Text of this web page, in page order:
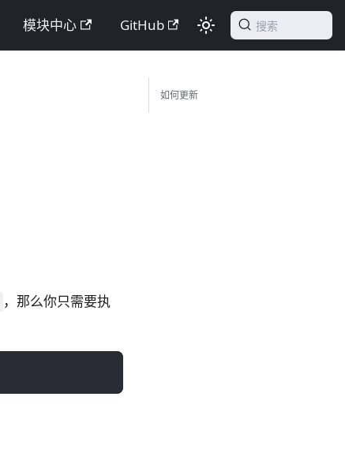
模块中心 GitHub 搜索
，那么你只需要执
如何更新